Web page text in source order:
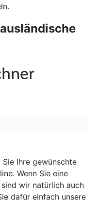
Ihre gewünschte
Wenn Sie eine
wir natürlich auch
dafür einfach unsere